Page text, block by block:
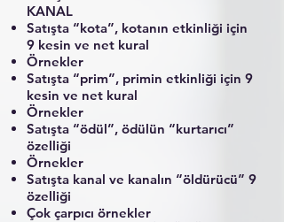
KANAL
Satışta “kota”, kotanın etkinliği için
9 kesin ve net kural
Örnekler
Satışta “prim”, primin etkinliği için 9
kesin ve net kural
Örnekler
Satışta “ödül”, ödülün “kurtarıcı”
özelliği
Örnekler
Satışta kanal ve kanalın “öldürücü” 9
özelliği
Çok çarpıcı örnekler